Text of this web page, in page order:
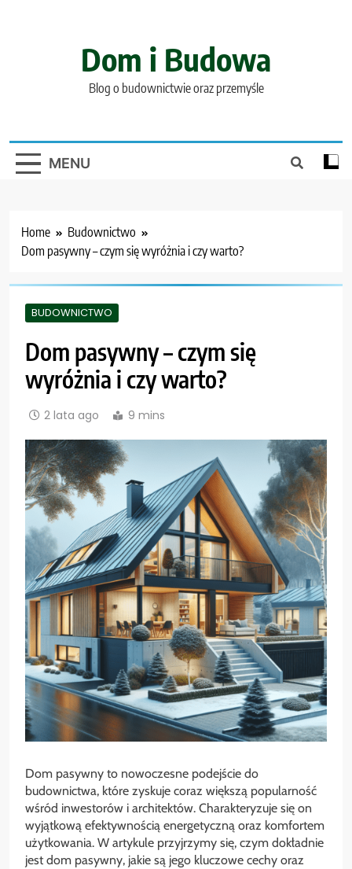
Dom i Budowa
Blog o budownictwie oraz przemyśle
MENU
Home
Budownictwo
Dom pasywny – czym się wyróżnia i czy warto?
BUDOWNICTWO
Dom pasywny – czym się
wyróżnia i czy warto?
2 lata ago 9 mins
Dom pasywny to nowoczesne podejście do
budownictwa, które zyskuje coraz większą popularność
wśród inwestorów i architektów. Charakteryzuje się on
wyjątkową efektywnością energetyczną oraz komfortem
użytkowania. W artykule przyjrzymy się, czym dokładnie
jest dom pasywny, jakie są jego kluczowe cechy oraz